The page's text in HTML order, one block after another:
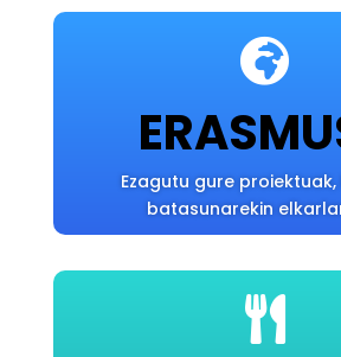

Ezagutu gure proiektuak,
batasunarekin
